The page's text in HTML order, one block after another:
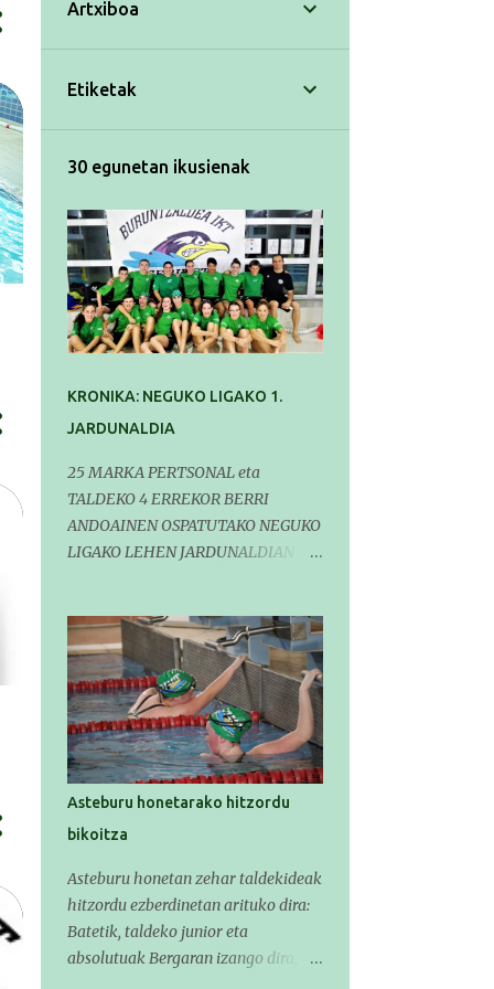
Artxiboa
Etiketak
30 egunetan ikusienak
KRONIKA: NEGUKO LIGAKO 1.
JARDUNALDIA
25 MARKA PERTSONAL eta
TALDEKO 4 ERREKOR BERRI
ANDOAINEN OSPATUTAKO NEGUKO
LIGAKO LEHEN JARDUNALDIAN
sailkapen lortu genituen Pasa den
larunbatean taldeko igerilariak
Andoaingo Allurralden izan ziren
lehian, denboraldiko eta Neguko
Ligako lehen jardunaldian parte
hartzen. Bertan gure taldeko 16
igerilari aritu ziren. Denboraldiari
taldekideek. Ohikoa den bezela,
garai honetan entrenamendua da
jardueraren funtsa eta hori alde
batera utzi gabe ekin zioten beti
gogotsu hartzen duten denboraldiko
Asteburu honetarako hitzordu
bikoitza
Asteburu honetan zehar taldekideak
hitzordu ezberdinetan arituko dira:
Batetik, taldeko junior eta
absolutuak Bergaran izango dira,